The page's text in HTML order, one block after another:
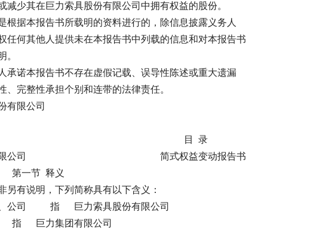
减少其在巨力索具股份有限公司中拥有权益的股份。
据本报告书所载明的资料进行的，除信息披露义务人
任何其他人提供未在本报告书中列载的信息和对本报告书
。
承诺本报告书不存在虚假记载、误导性陈述或重大遗漏
、完整性承担个别和连带的法律责任。
具股份有限公司
录
有限公司 简式权益变动报告书
释义
有说明，下列简称具有以下含义：
、公司 指 巨力索具股份有限公司
力集团有限公司